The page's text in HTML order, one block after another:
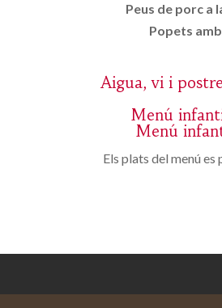
Peus de porc a
Popets
Aigua, vi i
Menú
Menú
Els plats del menú